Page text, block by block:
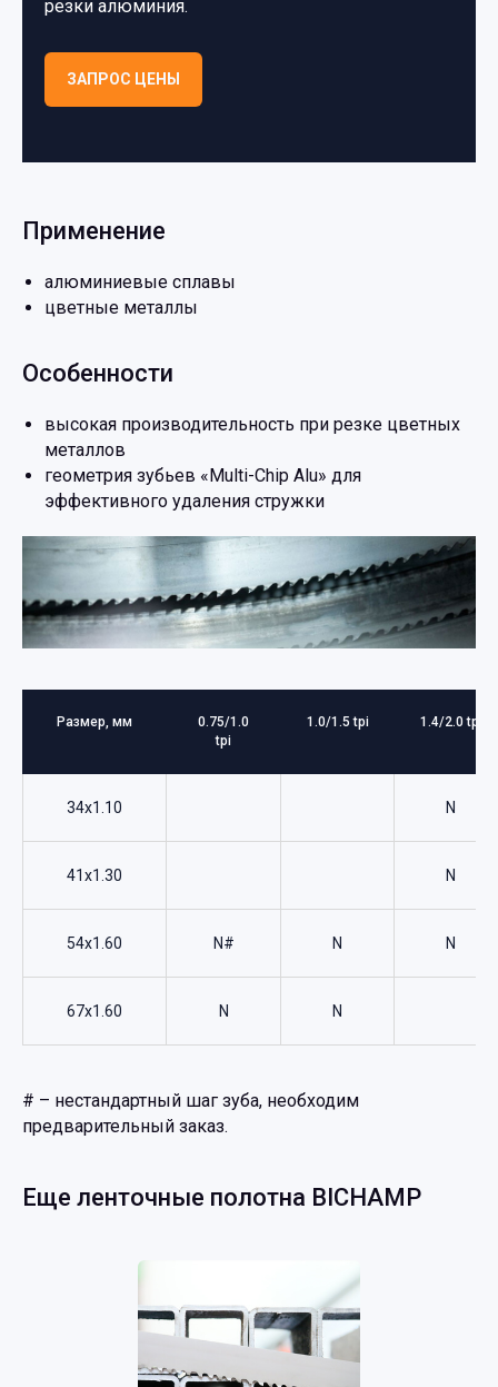
резки алюминия.
ЗАПРОС ЦЕНЫ
Применение
алюминиевые сплавы
цветные металлы
Особенности
высокая производительность при резке цветных
металлов
геометрия зубьев «Multi-Chip Alu» для
эффективного удаления стружки
Размер, мм
0.75/1.0
tpi
1.0/1.5 tpi 1.4/2.0 tpi
34x1.10 N
41x1.30 N
54x1.60 N# N N
67x1.60 N N
# – нестандартный шаг зуба, необходим
предварительный заказ.
Еще ленточные полотна BICHAMP